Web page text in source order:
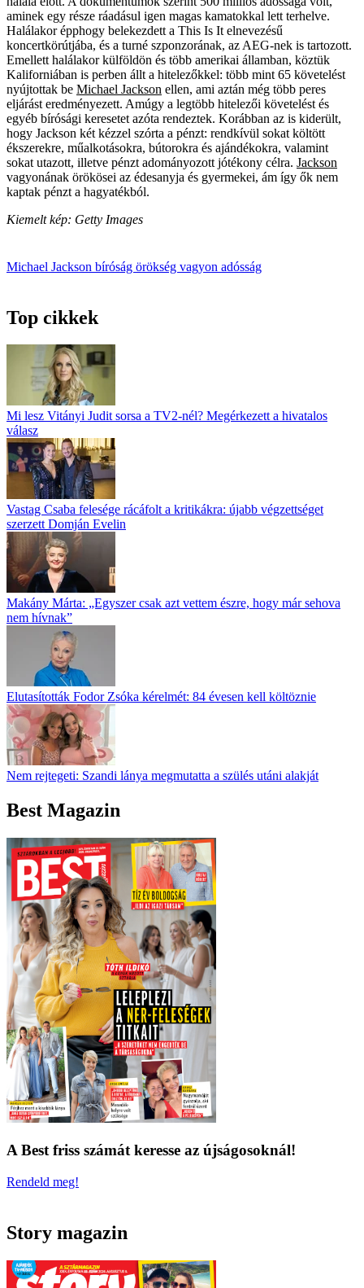
aminek egy része ráadásul igen magas kamatokkal lett terhelve.
Halálakor épphogy belekezdett a This Is It elnevezésű
koncertkörútjába, és a turné szponzorának, az AEG-nek is tartozott.
Emellett halálakor külföldön és több amerikai államban, köztük
Kaliforniában is perben állt a hitelezőkkel: több mint 65 követelést
nyújtottak be Michael Jackson ellen, ami aztán még több peres
eljárást eredményezett. Amúgy a legtöbb hitelezői követelést és
egyéb bírósági keresetet azóta rendeztek. Korábban az is kiderült,
hogy Jackson két kézzel szórta a pénzt: rendkívül sokat költött
ékszerekre, műalkotásokra, bútorokra és ajándékokra, valamint
sokat utazott, illetve pénzt adományozott jótékony célra. Jackson
vagyonának örökösei az édesanyja és gyermekei, ám így ők nem
kaptak pénzt a hagyatékból.
Kiemelt kép: Getty Images
Michael Jackson bíróság örökség vagyon adósság
Top cikkek
Mi lesz Vitányi Judit sorsa a TV2-nél? Megérkezett a hivatalos
válasz
Vastag Csaba felesége rácáfolt a kritikákra: újabb végzettséget
szerzett Domján Evelin
Makány Márta: „Egyszer csak azt vettem észre, hogy már sehova
nem hívnak”
Elutasították Fodor Zsóka kérelmét: 84 évesen kell költöznie
Nem rejtegeti: Szandi lánya megmutatta a szülés utáni alakját
Best Magazin
A Best friss számát keresse az újságosoknál!
Rendeld meg!
Story magazin